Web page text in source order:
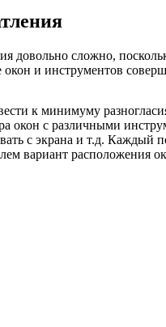
сложно,
окон и инструментов
к минимуму
окон с различными
с экрана и т.д. Каждый
вариант расположения